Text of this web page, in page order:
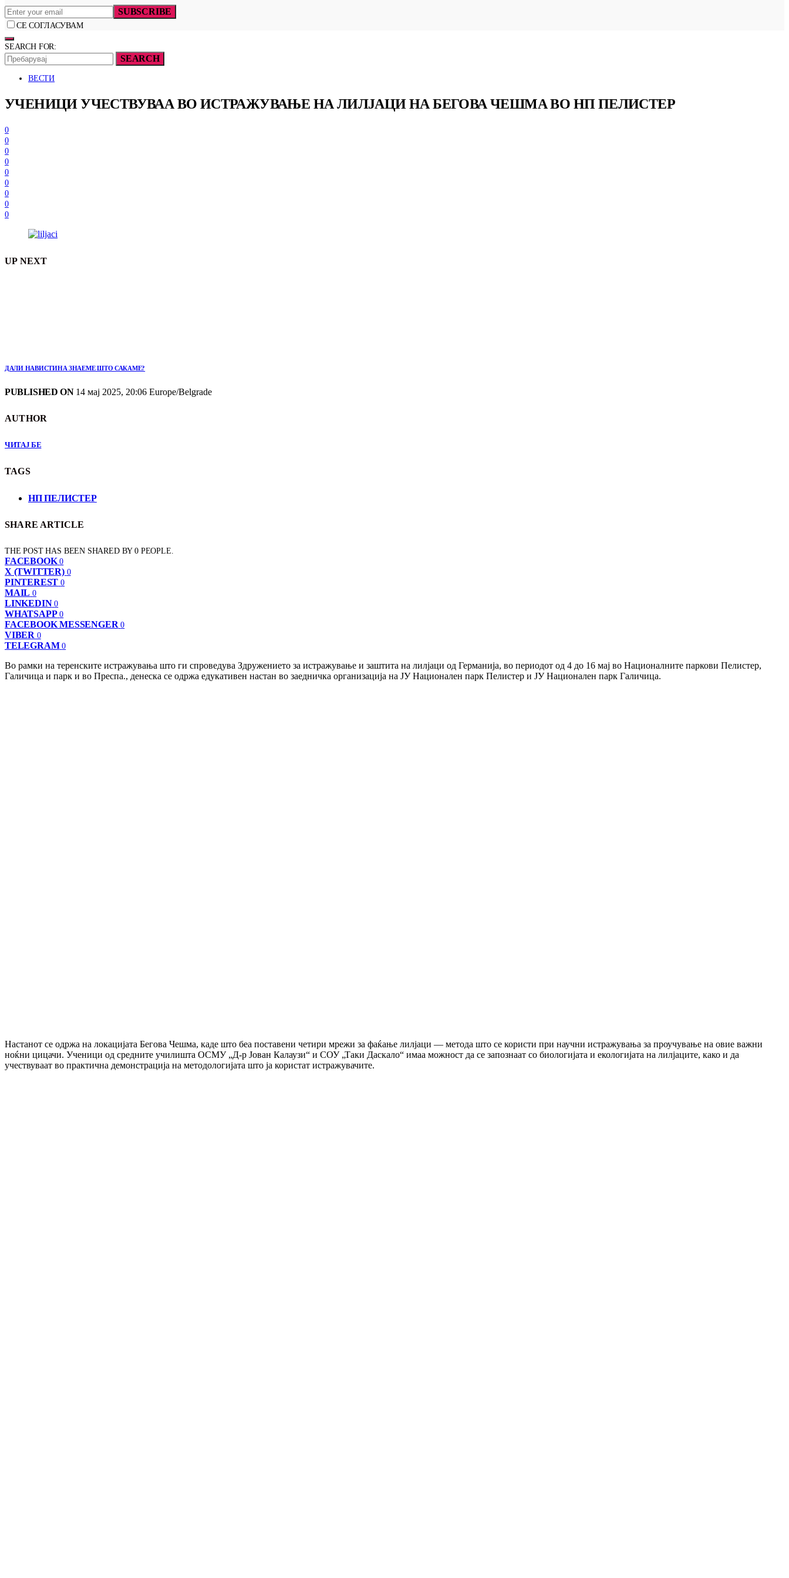
SUBSCRIBE
СЕ СОГЛАСУВАМ
SEARCH FOR:
SEARCH
ВЕСТИ
УЧЕНИЦИ УЧЕСТВУВАА ВО ИСТРАЖУВАЊЕ НА ЛИЛЈАЦИ НА БЕГОВА ЧЕШМА ВО НП ПЕЛИСТЕР
0
0
0
0
0
0
0
0
0
UP NEXT
ДАЛИ НАВИСТИНА ЗНАЕМЕ ШТО САКАМЕ?
PUBLISHED ON14 мај 2025, 20:06 Europe/Belgrade
AUTHOR
ЧИТАЈ БЕ
TAGS
НП ПЕЛИСТЕР
SHARE ARTICLE
THE POST HAS BEEN SHARED BY0 PEOPLE.
FACEBOOK 0
X (TWITTER) 0
PINTEREST 0
MAIL 0
LINKEDIN 0
WHATSAPP 0
FACEBOOK MESSENGER 0
VIBER 0
TELEGRAM 0
Во рамки на теренските истражувања што ги спроведува Здружението за истражување и заштита на лилјаци од Германија, во периодот од 4 до 16 мај во Националните паркови Пелистер,
Галичица и парк и во Преспа., денеска се одржа едукативен настан во заедничка организација на ЈУ Национален парк Пелистер и ЈУ Национален парк Галичица.
Настанот се одржа на локацијата Бегова Чешма, каде што беа поставени четири мрежи за фаќање лилјаци — метода што се користи при научни истражувања за проучување на овие важни
ноќни цицачи. Ученици од средните училишта ОСМУ „Д-р Јован Калаузи“ и СОУ „Таки Даскало“ имаа можност да се запознаат со биологијата и екологијата на лилјаците, како и да
учествуваат во практична демонстрација на методологијата што ја користат истражувачите.